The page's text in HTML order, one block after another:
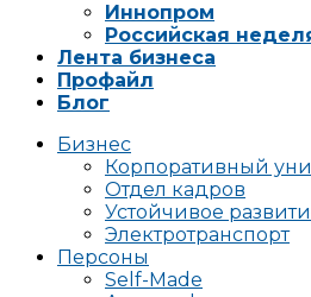
Иннопром
Российская
Лента бизнеса
Профайл
Блог
Бизнес
Корпоративный
Отдел кадров
Устойчивое
Электротранспорт
Персоны
Self-Made